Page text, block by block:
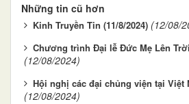
Những tin cũ hơn
Kinh Truyền Tin (11/8/2024) (12/08/
Chương trình Đại lễ Đức Mẹ Lên
(12/08/2024)
Hội nghị các đại chủng viện tại Việt
(12/08/2024)